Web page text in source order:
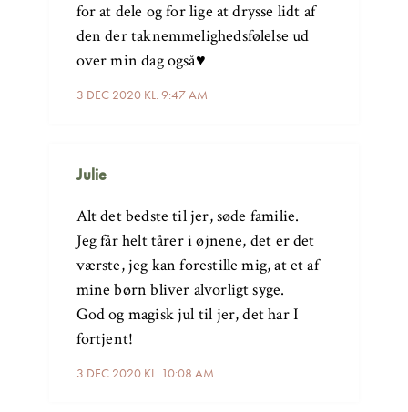
3 DEC 2020 KL. 9:47 AM
for at dele og for lige at drysse lidt af
den der taknemmelighedsfølelse ud
over min dag også♥️
Julie
3 DEC 2020 KL. 10:08 AM
Alt det bedste til jer, søde familie.
Jeg får helt tårer i øjnene, det er det
værste, jeg kan forestille mig, at et af
mine børn bliver alvorligt syge.
God og magisk jul til jer, det har I
fortjent!